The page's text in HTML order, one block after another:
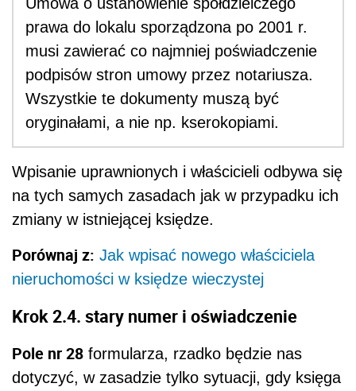
prawa do lokalu sporządzona po 2001 r.
musi zawierać co najmniej poświadczenie
podpisów stron umowy przez notariusza.
Wszystkie te dokumenty muszą być
oryginałami, a nie np. kserokopiami.
Wpisanie uprawnionych i właścicieli odbywa się
na tych samych zasadach jak w przypadku ich
zmiany w istniejącej księdze.
Porównaj z: Jak wpisać nowego właściciela
nieruchomości w księdze wieczystej
Krok 2.4. stary numer i oświadczenie
Pole nr 28 formularza, rzadko będzie nas
dotyczyć, w zasadzie tylko sytuacji, gdy księga